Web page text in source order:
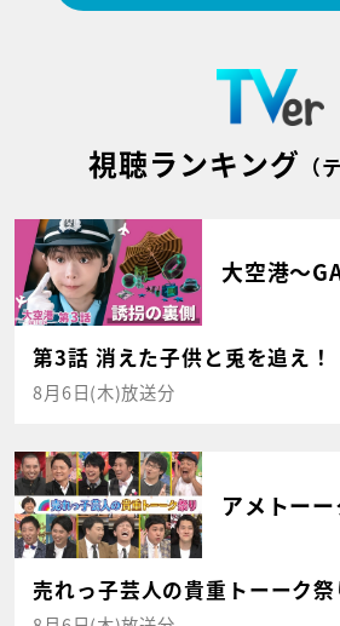
視聴ランキング （
大空港～
第3話 消えた子供と兎を追え！
8月6日(木)放送分
アメトーー
売れっ子芸人の貴重トーーク